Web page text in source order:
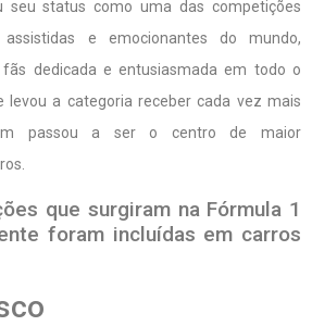
seu status como uma das competições
assistidas e emocionantes do mundo,
dedicada e entusiasmada em todo o
levou a categoria receber cada vez mais
passou a ser o centro de maior
que surgiram na Fórmula 1
foram incluídas em carros